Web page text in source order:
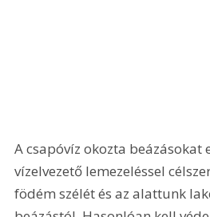
A csapóvíz okozta beázásokat
vízelvezető lemezeléssel
födém szélét és az alattunk